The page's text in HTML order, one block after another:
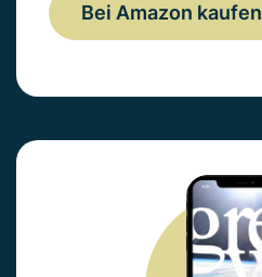
Bei Amazon kaufen